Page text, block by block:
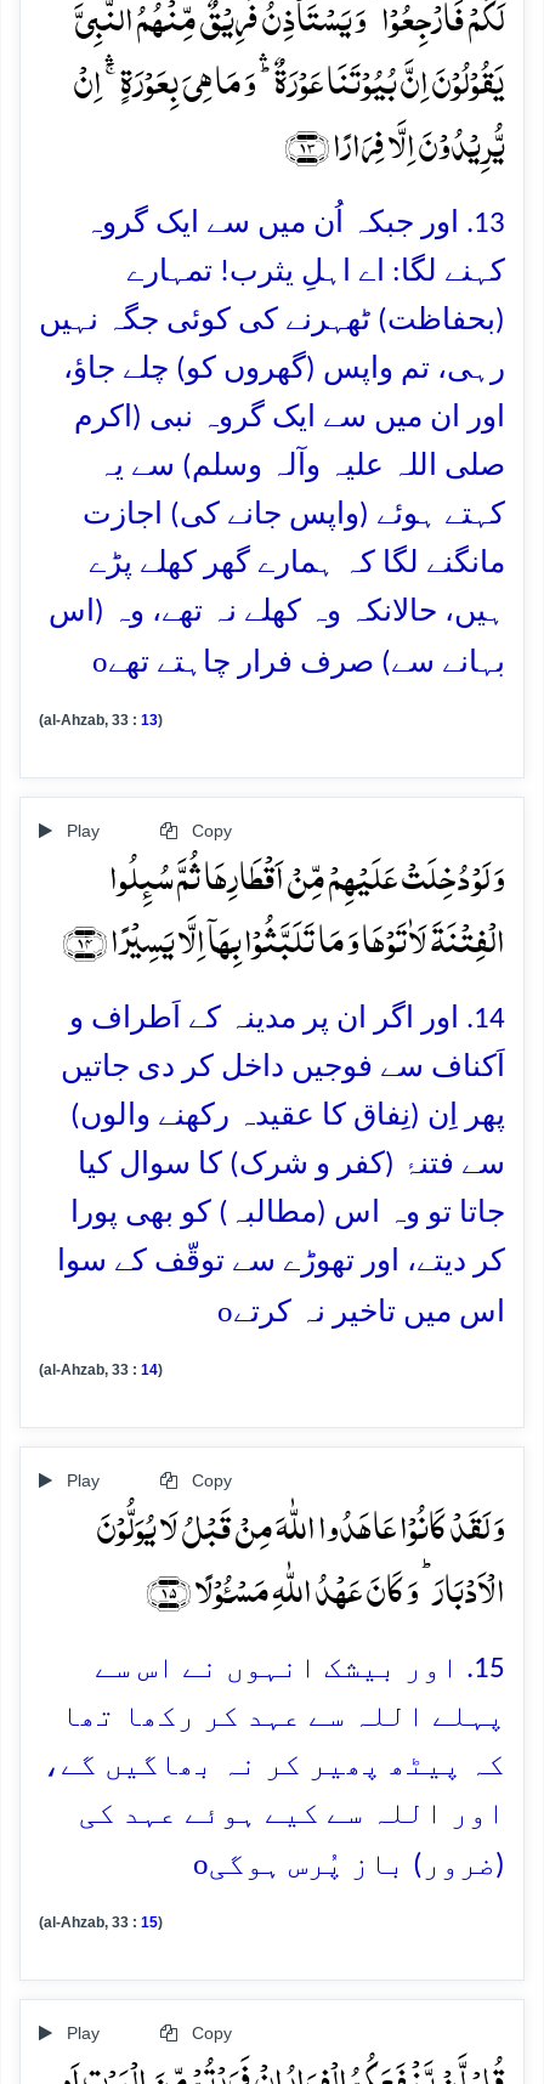
لَکُمۡ فَارۡجِعُوۡا ۚ وَ یَسۡتَاۡذِنُ فَرِیۡقٌ مِّنۡہُمُ النَّبِیَّ
یَقُوۡلُوۡنَ اِنَّ بُیُوۡتَنَا عَوۡرَۃٌ ؕۛ وَ مَا ہِیَ بِعَوۡرَۃٍ ۚۛ اِنۡ
یُّرِیۡدُوۡنَ اِلَّا فِرَارًا ﴿۱۳﴾
13. اور جبکہ اُن میں سے ایک گروہ
کہنے لگا: اے اہلِ یثرب! تمہارے
(بحفاظت) ٹھہرنے کی کوئی جگہ نہیں
رہی، تم واپس (گھروں کو) چلے جاؤ،
اور ان میں سے ایک گروہ نبی (اکرم
صلی اللہ علیہ وآلہ وسلم) سے یہ
کہتے ہوئے (واپس جانے کی) اجازت
مانگنے لگا کہ ہمارے گھر کھلے پڑے
ہیں، حالانکہ وہ کھلے نہ تھے، وہ (اس
بہانے سے) صرف فرار چاہتے تھےo
(al-Ahzab, 33 : 13)
Play Copy
وَ لَوۡ دُخِلَتۡ عَلَیۡہِمۡ مِّنۡ اَقۡطَارِہَا ثُمَّ سُئِلُوا
الۡفِتۡنَۃَ لَاٰتَوۡہَا وَ مَا تَلَبَّثُوۡا بِہَاۤ اِلَّا یَسِیۡرًا ﴿۱۴﴾
14. اور اگر ان پر مدینہ کے اَطراف و
اَکناف سے فوجیں داخل کر دی جاتیں
پھر اِن (نِفاق کا عقیدہ رکھنے والوں)
سے فتنۂ (کفر و شرک) کا سوال کیا
جاتا تو وہ اس (مطالبہ) کو بھی پورا
کر دیتے، اور تھوڑے سے توقّف کے سوا
اس میں تاخیر نہ کرتےo
(al-Ahzab, 33 : 14)
Play Copy
وَ لَقَدۡ کَانُوۡا عَاہَدُوا اللّٰہَ مِنۡ قَبۡلُ لَا یُوَلُّوۡنَ
الۡاَدۡبَارَ ؕ وَ کَانَ عَہۡدُ اللّٰہِ مَسۡـُٔوۡلًا ﴿۱۵﴾
15. اور بیشک انہوں نے اس سے
پہلے اللہ سے عہد کر رکھا تھا
کہ پیٹھ پھیر کر نہ بھاگیں گے،
اور اللہ سے کیے ہوئے عہد کی
(ضرور) باز پُرس ہوگیo
(al-Ahzab, 33 : 15)
Play Copy